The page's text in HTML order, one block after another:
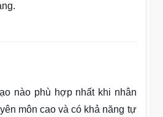
nào phù hợp nhất khi nhân
môn cao và có khả năng tự